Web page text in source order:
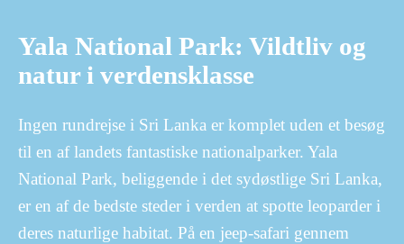
Yala National Park: Vildtliv og
natur i verdensklasse
Ingen rundrejse i Sri Lanka er komplet uden et besøg
til en af landets fantastiske nationalparker. Yala
National Park, beliggende i det sydøstlige Sri Lanka,
er en af de bedste steder i verden at spotte leoparder i
deres naturlige habitat. På en jeep-safari gennem